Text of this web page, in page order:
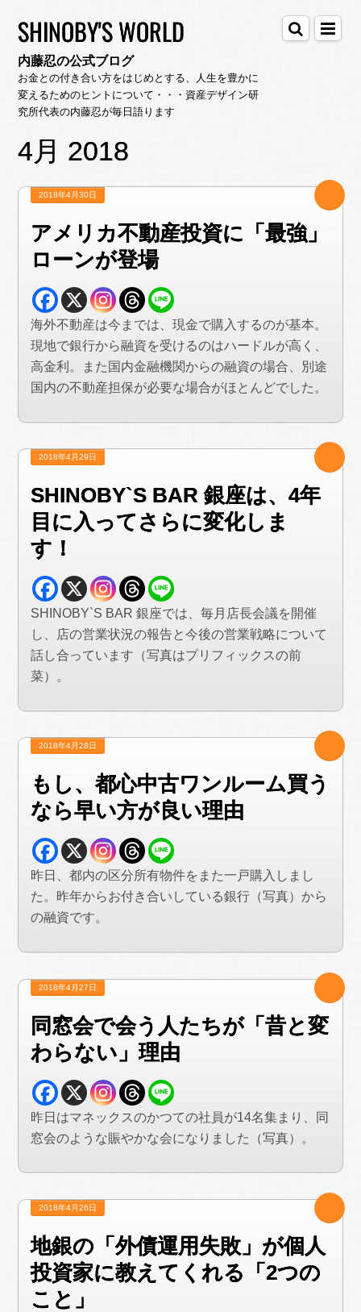
SHINOBY'S WORLD
内藤忍の公式ブログ
お金との付き合い方をはじめとする、人生を豊かに
変えるためのヒントについて・・・資産デザイン研
究所代表の内藤忍が毎日語ります
4月 2018
2018年4月30日
アメリカ不動産投資に「最強」
ローンが登場
海外不動産は今までは、現金で購入するのが基本。
現地で銀行から融資を受けるのはハードルが高く、
高金利。また国内金融機関からの融資の場合、別途
国内の不動産担保が必要な場合がほとんどでした。
2018年4月29日
SHINOBY`S BAR 銀座は、4年
目に入ってさらに変化しま
す！
SHINOBY`S BAR 銀座では、毎月店長会議を開催
し、店の営業状況の報告と今後の営業戦略について
話し合っています（写真はプリフィックスの前
菜）。
2018年4月28日
もし、都心中古ワンルーム買う
なら早い方が良い理由
昨日、都内の区分所有物件をまた一戸購入しまし
た。昨年からお付き合いしている銀行（写真）から
の融資です。
2018年4月27日
同窓会で会う人たちが「昔と変
わらない」理由
昨日はマネックスのかつての社員が14名集まり、同
窓会のような賑やかな会になりました（写真）。
2018年4月26日
地銀の「外債運用失敗」が個人
投資家に教えてくれる「2つの
こと」